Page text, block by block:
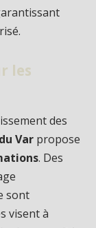
les
des
Var propose
. Des
sont
visent à